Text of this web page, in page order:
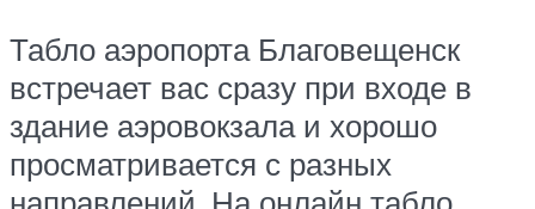
Табло аэропорта Благовещенск
встречает вас сразу при входе в
здание аэровокзала и хорошо
просматривается с разных
направлений. На онлайн табло